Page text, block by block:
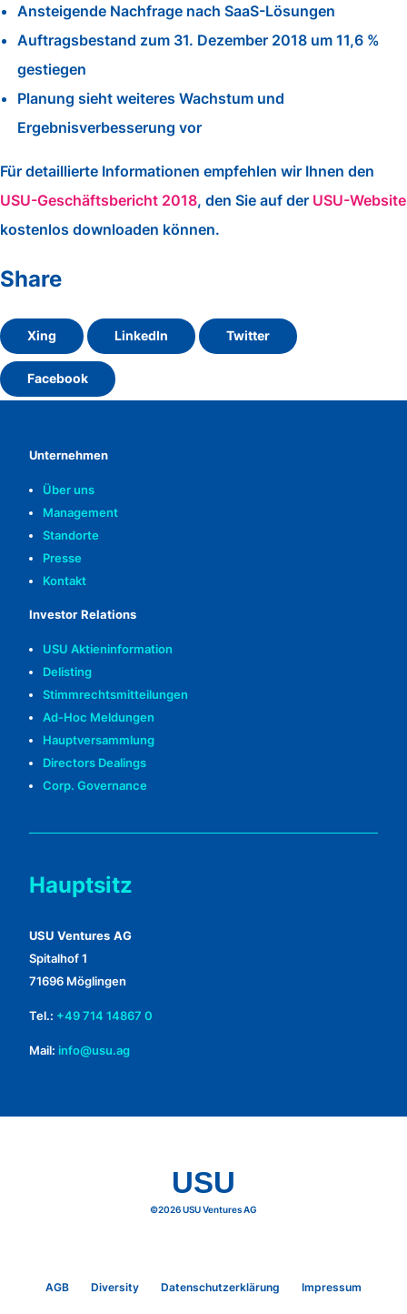
Ansteigende Nachfrage nach SaaS-Lösungen
Auftragsbestand zum 31. Dezember 2018 um 11,6 %
gestiegen
Planung sieht weiteres Wachstum und
Ergebnisverbesserung vor
Für detaillierte Informationen empfehlen wir Ihnen den
USU-Geschäftsbericht 2018, den Sie auf der USU-Website
kostenlos downloaden können.
Share
Xing LinkedIn Twitter
Facebook
Unternehmen
Über uns
Management
Standorte
Presse
Kontakt
Investor Relations
USU Aktieninformation
Delisting
Stimmrechtsmitteilungen
Ad-Hoc Meldungen
Hauptversammlung
Directors Dealings
Corp. Governance
Hauptsitz
USU Ventures AG
Spitalhof 1
71696 Möglingen
Tel.: +49 714 14867 0
Mail: info@usu.ag
USU
©2026 USU Ventures AG
AGB Diversity Datenschutzerklärung Impressum